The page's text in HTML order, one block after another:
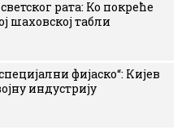
рата: Ко покреће
шаховској табли
фијаско“: Кијев
индустрију